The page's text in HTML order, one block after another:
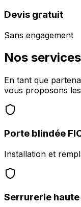
Devis gratuit
Sans engagement
Nos
En tant que
vous proposons
Porte blindée
Installation et
Serrurerie